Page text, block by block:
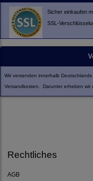
Sicher einkaufen
SSL-
Wir versenden innerhalb
Versandkosten. Darunter erheben
Rechtliches
AGB